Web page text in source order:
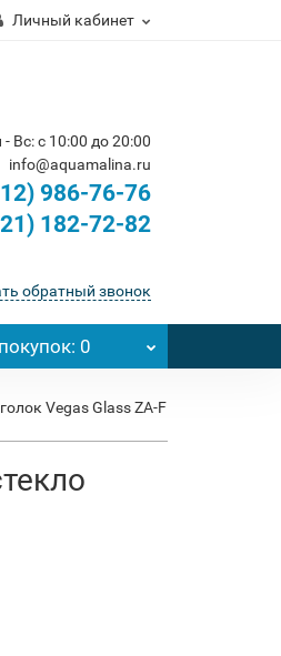
Личный кабинет
- Вс: с 10:00 до 20:00
info@aquamalina.ru
986-76-76
182-72-82
обратный звонок
: 0
Vegas Glass ZA-F